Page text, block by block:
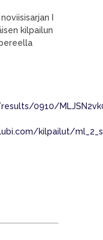
I
kilpailun
0910/
kilpailut/